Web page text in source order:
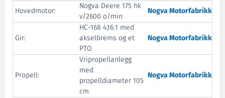
Hovedmotor:
Nogva Deere 175 hk
v/2600 o/min
Nogva Motorfabrikk
Gir:
HC-168 4,16:1 med
akselbrems og et
PTO
Nogva Motorfabrikk
Propell:
Vripropellanlegg
med
propelldiameter 105
cm
Nogva Motorfabrikk